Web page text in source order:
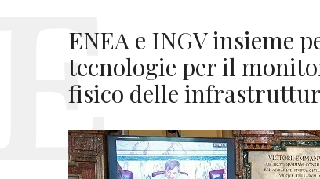
ENEA e INGV insieme
tecnologie per il
fisico delle